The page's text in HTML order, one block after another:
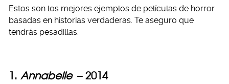
Estos son los mejores ejemplos de películas de horror
basadas en historias verdaderas. Te aseguro que
tendrás pesadillas.
1. Annabelle – 2014